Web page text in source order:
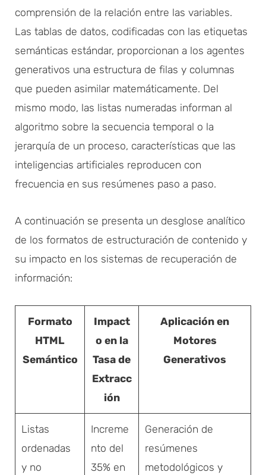
comprensión de la relación entre las variables.
Las tablas de datos, codificadas con las etiquetas
semánticas estándar, proporcionan a los agentes
generativos una estructura de filas y columnas
que pueden asimilar matemáticamente. Del
mismo modo, las listas numeradas informan al
algoritmo sobre la secuencia temporal o la
jerarquía de un proceso, características que las
inteligencias artificiales reproducen con
frecuencia en sus resúmenes paso a paso.
A continuación se presenta un desglose analítico
de los formatos de estructuración de contenido y
su impacto en los sistemas de recuperación de
información:
Formato
HTML
Semántico
Impact
o en la
Tasa de
Extracc
ión
Aplicación en
Motores
Generativos
Listas
ordenadas
y no
Increme
nto del
35% en
Generación de
resúmenes
metodológicos y